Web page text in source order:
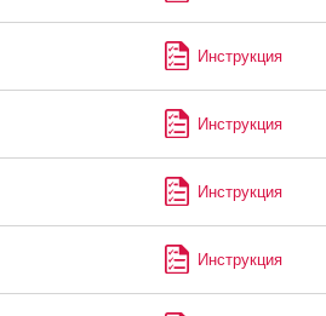
Инструкция
Инструкция
Инструкция
Инструкция